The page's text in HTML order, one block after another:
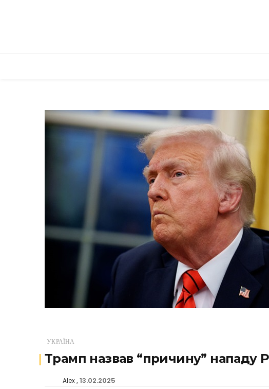
УКРАЇНА
Трамп назвав “причину” нападу
Alex 13.02.2025